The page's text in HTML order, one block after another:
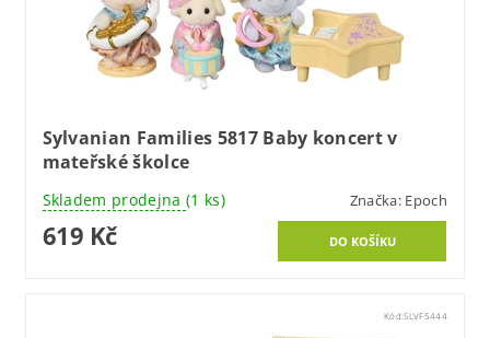
Sylvanian Families 5817 Baby koncert v
mateřské školce
Skladem prodejna (1 ks) Značka: Epoch
619 Kč
Kód:SLVF5444